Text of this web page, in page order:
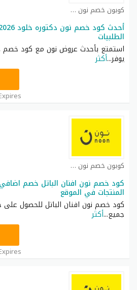
كوبون خصم نون كوبون
الطلبيات
يوفر...أكثر
كوبون خصم نون مصر كوبون
المنتجات في الموقع
كود خصم نون افنان الباتل للحصول
جميع...أكثر